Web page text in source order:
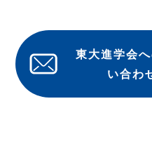
東大進学会
い合わ